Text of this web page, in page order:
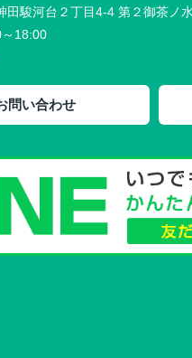
田駿河台２丁目4-4 第２御茶ノ
18:00
問い合わせ